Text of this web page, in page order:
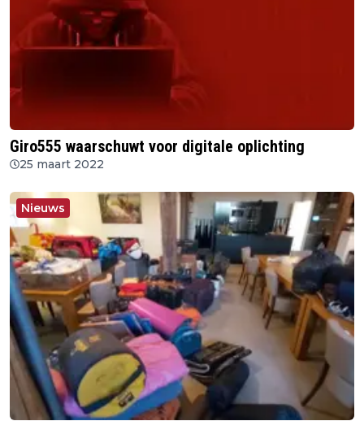
Giro555 waarschuwt voor digitale oplichting
25 maart 2022
Nieuws